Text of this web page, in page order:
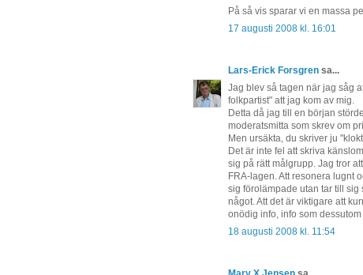
På så vis sparar vi en massa
17 augusti 2008 kl. 16:01
Lars-Erick Forsgren sa...
Jag blev så tagen när jag såg
folkpartist" att jag kom av mig.
Detta då jag till en början
moderatsmitta som skrev om
Men ursäkta, du skriver ju
Det är inte fel att skriva
sig på rätt målgrupp. Jag tror
FRA-lagen. Att resonera lugnt
sig förolämpade utan tar till sig
något. Att det är viktigare att
onödig info, info som
18 augusti 2008 kl. 11:54